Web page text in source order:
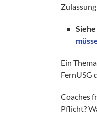
Ein
FernUSG
Coaches
Pflicht?